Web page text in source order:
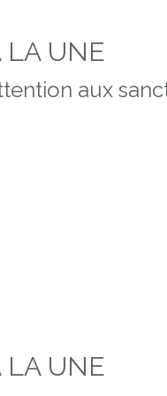
LA UNE
aux
LA UNE